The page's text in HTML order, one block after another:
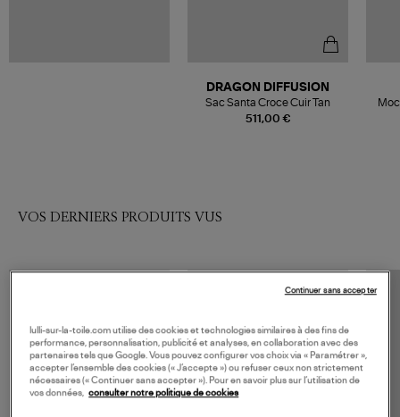
511,00 €
DRAGON DIFFUSION
Sac Santa Croce Cuir Tan
VOS DERNIERS PRODUITS VUS
lulli-sur-la-toile.com utilise des cookies et technologies similaires à des fins de
performance, personnalisation, publicité et analyses, en collaboration avec des
partenaires tels que Google. Vous pouvez configurer vos choix via « Paramétrer »,
accepter l’ensemble des cookies (« J’accepte ») ou refuser ceux non strictement
nécessaires (« Continuer sans accepter »). Pour en savoir plus sur l’utilisation de
vos données, consulter notre politique de cookies
Continuer sans accepter